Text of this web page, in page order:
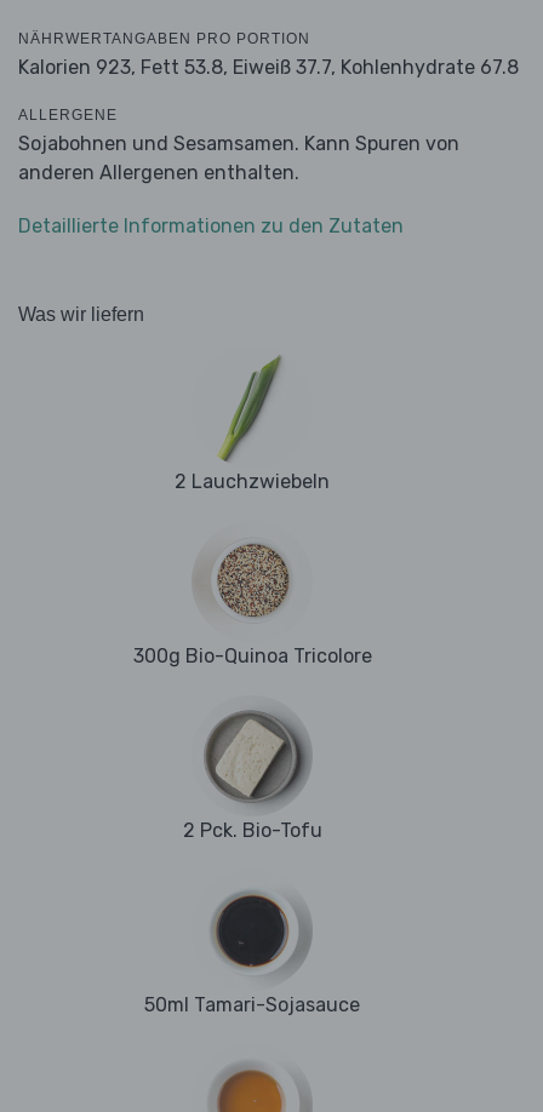
NÄHRWERTANGABEN PRO PORTION
Kalorien 923, Fett 53.8, Eiweiß 37.7, Kohlenhydrate 67.8
ALLERGENE
Sojabohnen und Sesamsamen. Kann Spuren von
anderen Allergenen enthalten.
Detaillierte Informationen zu den Zutaten
Was wir liefern
2 Lauchzwiebeln
300g Bio-Quinoa Tricolore
2 Pck. Bio-Tofu
50ml Tamari-Sojasauce